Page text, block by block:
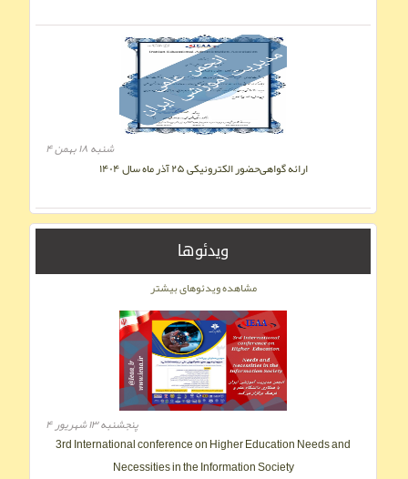
ارائه گواهی‌حضور الکترونیکی ۲۵ آذر ماه سال ۱۴۰۴
شنبه ۱۸ بهمن ۴
ویدئوها
3rd International conference on Higher Education Needs and
Necessities in the Information Society
پنجشنبه ۱۳ شهریور ۴
مشاهده ویدئوهای بیشتر